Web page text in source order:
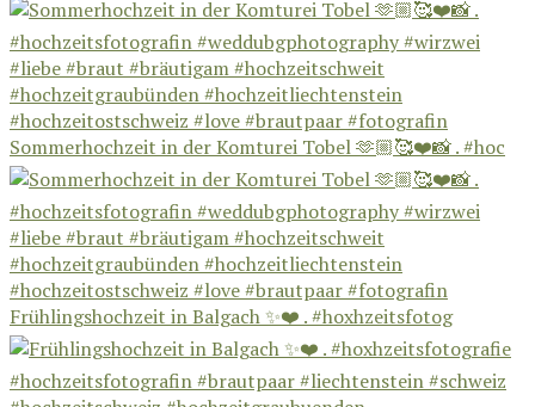
Sommerhochzeit in der Komturei Tobel 🫶🏼🥰❤️📸 . #hoc
Frühlingshochzeit in Balgach ✨❤️ . #hoxhzeitsfotog